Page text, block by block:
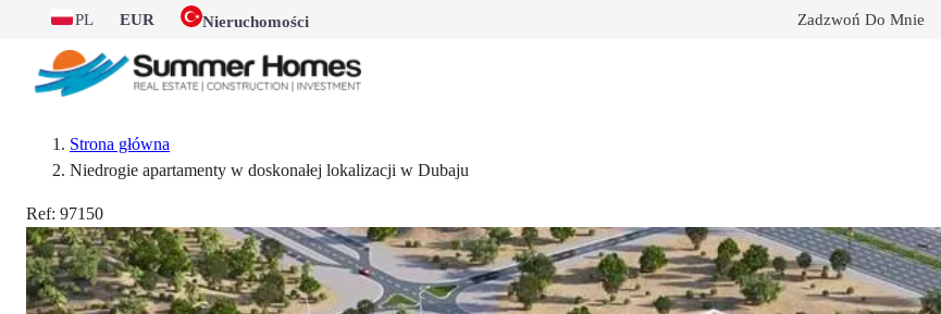
PL EUR Nieruchomości Zadzwoń Do Mnie
Strona główna
Niedrogie apartamenty w doskonałej lokalizacji w Dubaju
Ref: 97150